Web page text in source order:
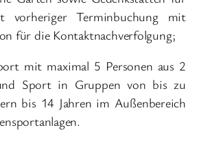
vorheriger Terminbuchung mit
für die Kontaktnachverfolgung;
mit maximal 5 Personen aus 2
Sport in Gruppen von bis zu
bis 14 Jahren im Außenbereich